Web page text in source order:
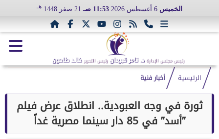
الخميس 11:53 صـ 21 صفر 1448 هـ
رئيس مجلس الإدارة د. تامر قبودان رئيس التحرير خالد طاحون
الرئيسية أخبار فنية
ثورة في وجه العبودية.. انطلاق عرض فيلم
”أسد” في 85 دار سينما مصرية غداً